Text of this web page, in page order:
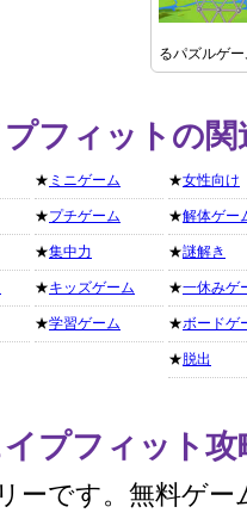
るパズルゲ
フィットの
★ ミニゲーム
★プチゲーム
★集中力
★キッズゲーム
★学習ゲーム
★女性向け
★解体ゲー
★謎解き
★一休みゲ
★ボードゲ
★ 脱出
プフィット
ーです。無料ゲー